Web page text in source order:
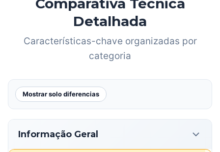
Comparativa Técnica
Detalhada
Características-chave organizadas por
categoria
Mostrar solo diferencias
Informação Geral